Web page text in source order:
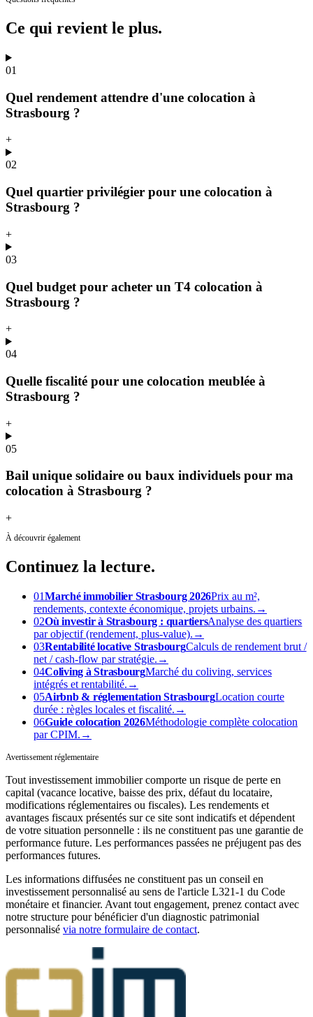
Ce qui revient le plus.
01
Quel rendement attendre d'une colocation à
Strasbourg ?
+
02
Quel quartier privilégier pour une colocation à
Strasbourg ?
+
03
Quel budget pour acheter un T4 colocation à
Strasbourg ?
+
04
Quelle fiscalité pour une colocation meublée à
Strasbourg ?
+
05
Bail unique solidaire ou baux individuels pour ma
colocation à Strasbourg ?
+
À découvrir également
Continuez la lecture.
01Marché immobilier Strasbourg 2026Prix au m²,
rendements, contexte économique, projets urbains. →
02Où investir à Strasbourg : quartiersAnalyse des quartiers
par objectif (rendement, plus-value). →
03Rentabilité locative StrasbourgCalculs de rendement brut /
net / cash-flow par stratégie. →
04Coliving à StrasbourgMarché du coliving, services
intégrés et rentabilité. →
05Airbnb & réglementation StrasbourgLocation courte
durée : règles locales et fiscalité. →
06Guide colocation 2026Méthodologie complète colocation
par CPIM. →
Avertissement réglementaire
Tout investissement immobilier comporte un risque de perte en
capital (vacance locative, baisse des prix, défaut du locataire,
modifications réglementaires ou fiscales). Les rendements et
avantages fiscaux présentés sur ce site sont indicatifs et dépendent
de votre situation personnelle : ils ne constituent pas une garantie de
performance future. Les performances passées ne préjugent pas des
performances futures.
Les informations diffusées ne constituent pas un conseil en
investissement personnalisé au sens de l'article L321-1 du Code
monétaire et financier. Avant tout engagement, prenez contact avec
notre structure pour bénéficier d'un diagnostic patrimonial
personnalisé via notre formulaire de contact.